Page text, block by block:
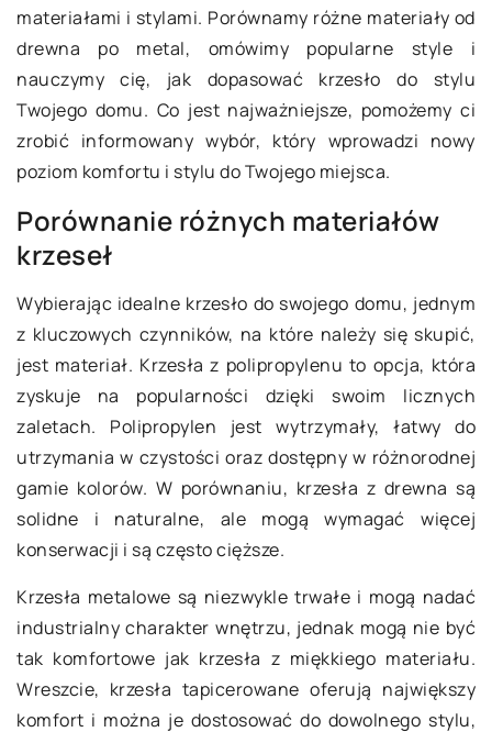
materiałami i stylami. Porównamy różne materiały od
drewna po metal, omówimy popularne style i
nauczymy cię, jak dopasować krzesło do stylu
Twojego domu. Co jest najważniejsze, pomożemy ci
zrobić informowany wybór, który wprowadzi nowy
poziom komfortu i stylu do Twojego miejsca.
Porównanie różnych materiałów
krzeseł
Wybierając idealne krzesło do swojego domu, jednym
z kluczowych czynników, na które należy się skupić,
jest materiał. Krzesła z polipropylenu to opcja, która
zyskuje na popularności dzięki swoim licznych
zaletach. Polipropylen jest wytrzymały, łatwy do
utrzymania w czystości oraz dostępny w różnorodnej
gamie kolorów. W porównaniu, krzesła z drewna są
solidne i naturalne, ale mogą wymagać więcej
konserwacji i są często cięższe.
Krzesła metalowe są niezwykle trwałe i mogą nadać
industrialny charakter wnętrzu, jednak mogą nie być
tak komfortowe jak krzesła z miękkiego materiału.
Wreszcie, krzesła tapicerowane oferują największy
komfort i można je dostosować do dowolnego stylu,